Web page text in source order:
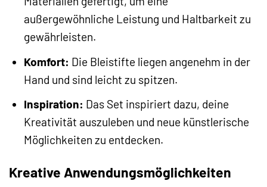
außergewöhnliche Leistung und Haltbarkeit zu
gewährleisten.
Komfort: Die Bleistifte liegen angenehm in der
Hand und sind leicht zu spitzen.
Inspiration: Das Set inspiriert dazu, deine
Kreativität auszuleben und neue künstlerische
Möglichkeiten zu entdecken.
Kreative Anwendungsmöglichkeiten